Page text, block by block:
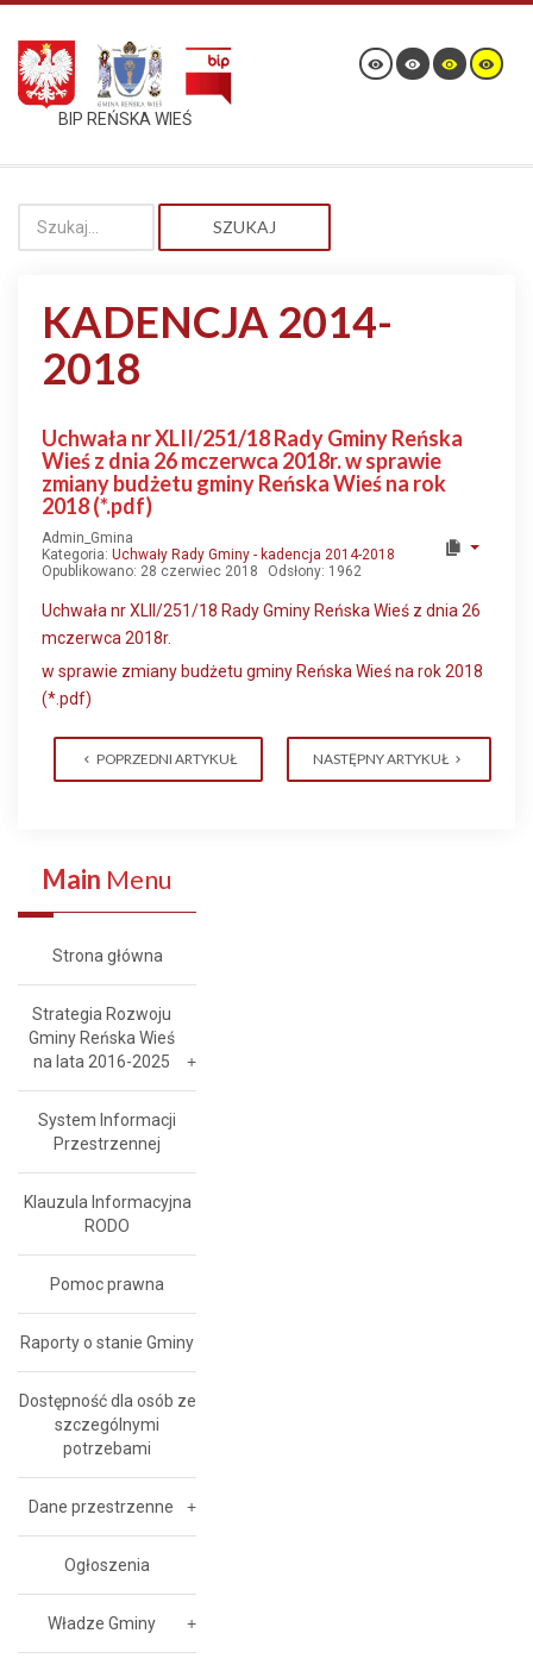
BIP REŃSKA WIEŚ
SZUKAJ
KADENCJA 2014-
2018
Uchwała nr XLII/251/18 Rady Gminy Reńska
Wieś z dnia 26 mczerwca 2018r. w sprawie
zmiany budżetu gminy Reńska Wieś na rok
2018 (*.pdf)
Admin_Gmina
Kategoria: Uchwały Rady Gminy - kadencja 2014-2018
Opublikowano: 28 czerwiec 2018
Odsłony: 1962
Uchwała nr XLII/251/18 Rady Gminy Reńska Wieś z dnia 26
mczerwca 2018r.
w sprawie zmiany budżetu gminy Reńska Wieś na rok 2018
(*.pdf)
POPRZEDNI ARTYKUŁ NASTĘPNY ARTYKUŁ
Main Menu
Strona główna
Strategia Rozwoju
Gminy Reńska Wieś
na lata 2016-2025
System Informacji
Przestrzennej
Klauzula Informacyjna
RODO
Pomoc prawna
Raporty o stanie Gminy
Dostępność dla osób ze
szczególnymi
potrzebami
Dane przestrzenne
Ogłoszenia
Władze Gminy